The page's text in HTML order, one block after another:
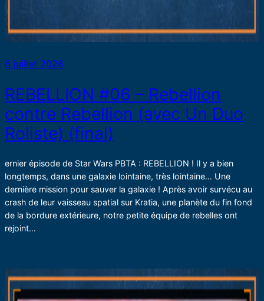
6 juillet 2026
REBELLION #06 – Rebellion
contre Rebellion (avec Un Duo
Roliste) (final)
ernier épisode de Star Wars PBTA : REBELLION ! Il y a bien
longtemps, dans une galaxie lointaine, très lointaine… Une
dernière mission pour sauver la galaxie ! Après avoir survécu au
crash de leur vaisseau spatial sur Kratia, une planète du fin fond
de la bordure extérieure, notre petite équipe de rebelles ont
rejoint…